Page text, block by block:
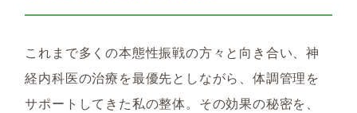
これまで多くの本態性振戦の方々と向き合い、神
経内科医の治療を最優先としながら、体調管理を
サポートしてきた私の整体。その効果の秘密を、